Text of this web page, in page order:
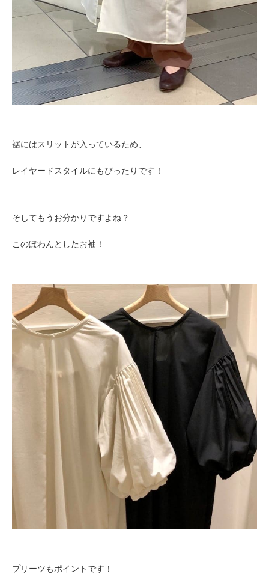
裾にはスリットが入っているため、
レイヤードスタイルにもぴったりです！
そしてもうお分かりですよね？
このぽわんとしたお袖！
プリーツもポイントです！